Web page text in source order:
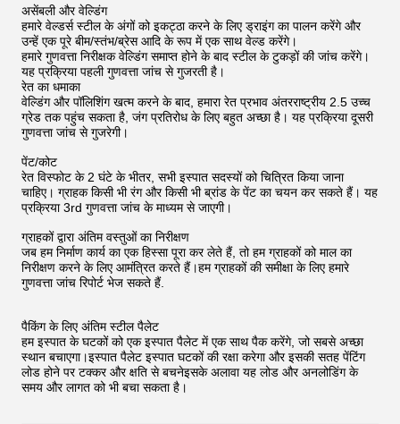
असेंबली और वेल्डिंग
हमारे वेल्डर्स स्टील के अंगों को इकट्ठा करने के लिए ड्राइंग का पालन करेंगे और
उन्हें एक पूरे बीम/स्तंभ/ब्रेस आदि के रूप में एक साथ वेल्ड करेंगे।
हमारे गुणवत्ता निरीक्षक वेल्डिंग समाप्त होने के बाद स्टील के टुकड़ों की जांच करेंगे।
यह प्रक्रिया पहली गुणवत्ता जांच से गुजरती है।
रेत का धमाका
वेल्डिंग और पॉलिशिंग खत्म करने के बाद, हमारा रेत प्रभाव अंतरराष्ट्रीय 2.5 उच्च
ग्रेड तक पहुंच सकता है, जंग प्रतिरोध के लिए बहुत अच्छा है। यह प्रक्रिया दूसरी
गुणवत्ता जांच से गुजरेगी।
पेंट/कोट
रेत विस्फोट के 2 घंटे के भीतर, सभी इस्पात सदस्यों को चित्रित किया जाना
चाहिए। ग्राहक किसी भी रंग और किसी भी ब्रांड के पेंट का चयन कर सकते हैं। यह
प्रक्रिया 3rd गुणवत्ता जांच के माध्यम से जाएगी।
ग्राहकों द्वारा अंतिम वस्तुओं का निरीक्षण
जब हम निर्माण कार्य का एक हिस्सा पूरा कर लेते हैं, तो हम ग्राहकों को माल का
निरीक्षण करने के लिए आमंत्रित करते हैं।हम ग्राहकों की समीक्षा के लिए हमारे
गुणवत्ता जांच रिपोर्ट भेज सकते हैं.
पैकिंग के लिए अंतिम स्टील पैलेट
हम इस्पात के घटकों को एक इस्पात पैलेट में एक साथ पैक करेंगे, जो सबसे अच्छा
स्थान बचाएगा।इस्पात पैलेट इस्पात घटकों की रक्षा करेगा और इसकी सतह पेंटिंग
लोड होने पर टक्कर और क्षति से बचनेइसके अलावा यह लोड और अनलोडिंग के
समय और लागत को भी बचा सकता है।